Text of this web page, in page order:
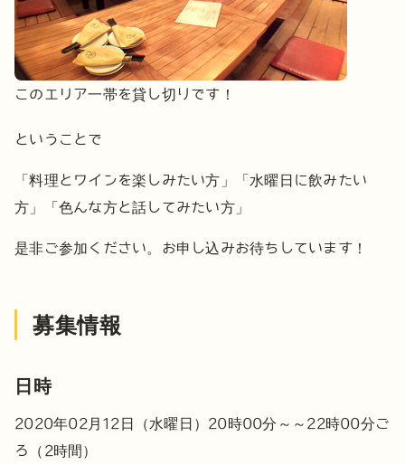
このエリア一帯を貸し切りです！
ということで
「料理とワインを楽しみたい方」
「水曜日に飲みたい
方」
「色んな方と話してみたい方」
是非ご参加ください。お申し込みお待ちしています！
募集情報
日時
2020年02月12日（水曜日）20時00分～～22時00分ご
ろ（2時間）